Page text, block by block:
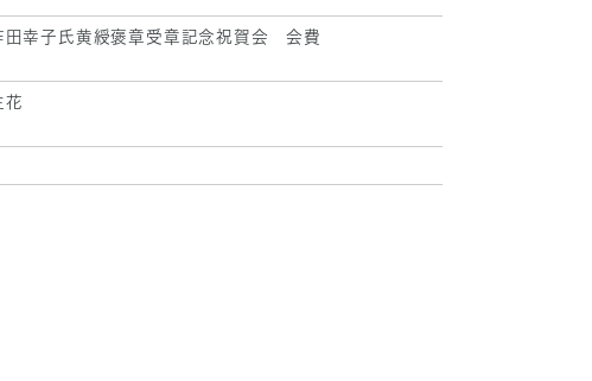
田幸子氏黄綬褒章受章記念祝賀会 会費
花